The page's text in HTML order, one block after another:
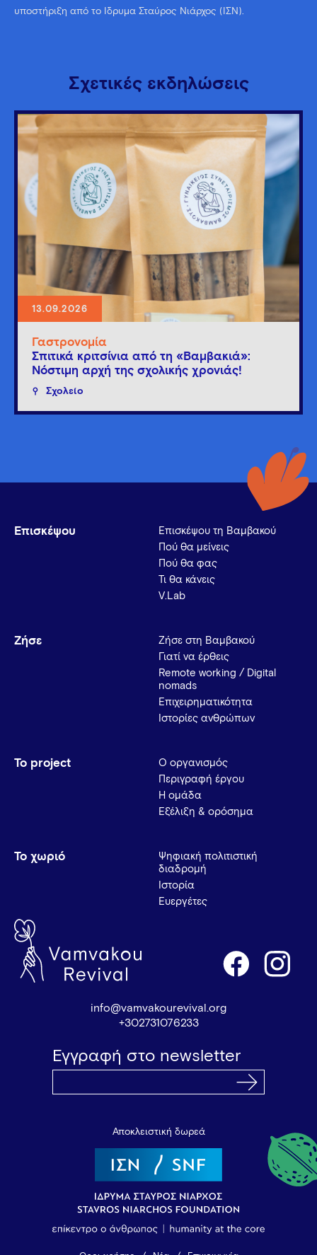
υποστήριξη από το Ίδρυμα Σταύρος Νιάρχος (ΙΣΝ).
Σχετικές εκδηλώσεις
13.09.2026
Γαστρονομία
Σπιτικά κριτσίνια από τη «Βαμβακιά»:
Νόστιμη αρχή της σχολικής χρονιάς!
Σχολείο
Επισκέψου
Επισκέψου τη Βαμβακού
Πού θα μείνεις
Πού θα φας
Τι θα κάνεις
V.Lab
Ζήσε
Ζήσε στη Βαμβακού
Γιατί να έρθεις
Remote working / Digital
nomads
Επιχειρηματικότητα
Ιστορίες ανθρώπων
Το project
Ο οργανισμός
Περιγραφή έργου
Η ομάδα
Εξέλιξη & ορόσημα
Το χωριό
Ψηφιακή πολιτιστική
διαδρομή
Ιστορία
Ευεργέτες
info@vamvakourevival.org
+302731076233
Εγγραφή στο newsletter
Αποκλειστική δωρεά